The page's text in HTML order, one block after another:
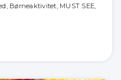
Børneaktivitet, MUST SEE,